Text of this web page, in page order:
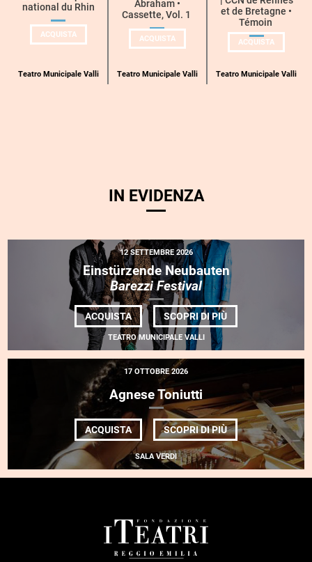
categoria
national du Rhin
ACQUISTAUN
BIGLIETTO
L’OPÉRA
Teatro Municipale Valli
Abraham •
Cassette, Vol. 1
ACQUISTAUN
BIGLIETTO
BY
KYLE
ABRAHAM
Teatro Municipale Valli
et de Bretagne •
Témoin
ACQUISTAUN
BIGLIETTO
E
| CCN DE
Teatro Municipale Valli
IN EVIDENZA
12 SETTEMBRE 2026
Einstürzende Neubauten
Barezzi Festival
ACQUISTA SCOPRI DI PIÙDI
EINSTÜRZENDE
TEATRO MUNICIPALE VALLI
17 OTTOBRE 2026
Agnese Toniutti
ACQUISTA SCOPRI DI PIÙDI
AGNESE
TONIUTTI
SALA VERDI